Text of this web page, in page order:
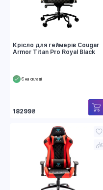
Крісло для геймерів Cougar
Armor Titan Pro Royal Black
Є на складі
18299₴